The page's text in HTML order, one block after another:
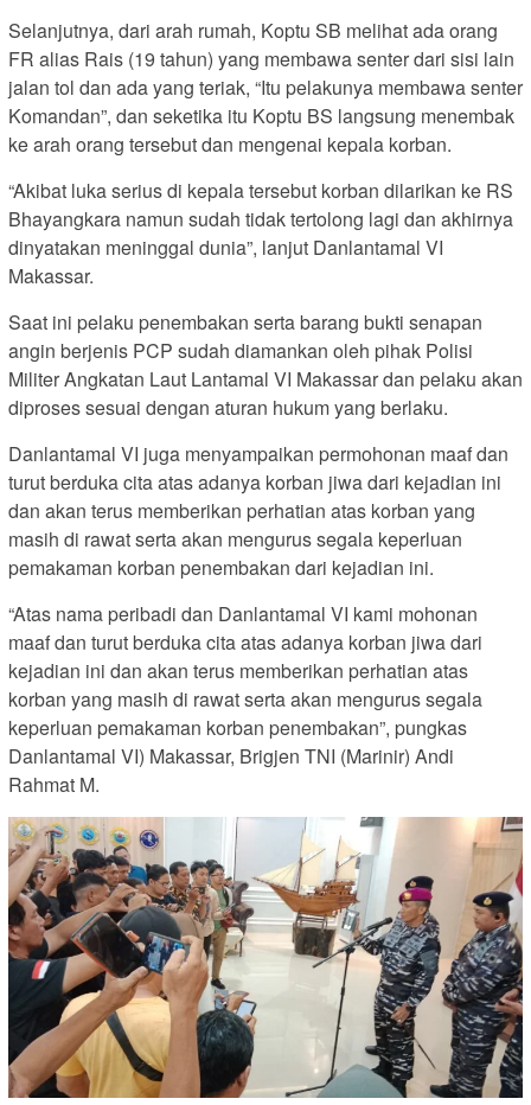
Selanjutnya, dari arah rumah, Koptu SB melihat ada orang
FR alias Rais (19 tahun) yang membawa senter dari sisi lain
jalan tol dan ada yang teriak, “Itu pelakunya membawa senter
Komandan”, dan seketika itu Koptu BS langsung menembak
ke arah orang tersebut dan mengenai kepala korban.
“Akibat luka serius di kepala tersebut korban dilarikan ke RS
Bhayangkara namun sudah tidak tertolong lagi dan akhirnya
dinyatakan meninggal dunia”, lanjut Danlantamal VI
Makassar.
Saat ini pelaku penembakan serta barang bukti senapan
angin berjenis PCP sudah diamankan oleh pihak Polisi
Militer Angkatan Laut Lantamal VI Makassar dan pelaku akan
diproses sesuai dengan aturan hukum yang berlaku.
Danlantamal VI juga menyampaikan permohonan maaf dan
turut berduka cita atas adanya korban jiwa dari kejadian ini
dan akan terus memberikan perhatian atas korban yang
masih di rawat serta akan mengurus segala keperluan
pemakaman korban penembakan dari kejadian ini.
“Atas nama peribadi dan Danlantamal VI kami mohonan
maaf dan turut berduka cita atas adanya korban jiwa dari
kejadian ini dan akan terus memberikan perhatian atas
korban yang masih di rawat serta akan mengurus segala
keperluan pemakaman korban penembakan”, pungkas
Danlantamal VI) Makassar, Brigjen TNI (Marinir) Andi
Rahmat M.